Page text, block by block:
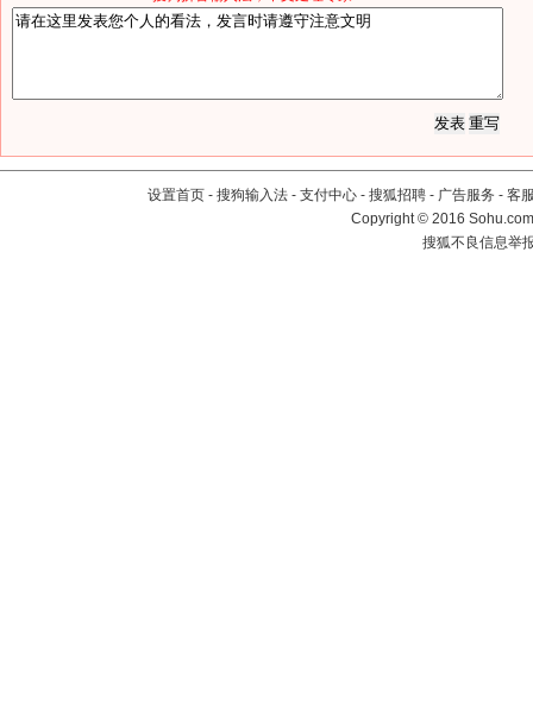
设置首页 - 搜狗输入法 - 支付中心 - 搜狐招聘 - 广告服务 - 客
Copyright©2016
搜狐不良信息举